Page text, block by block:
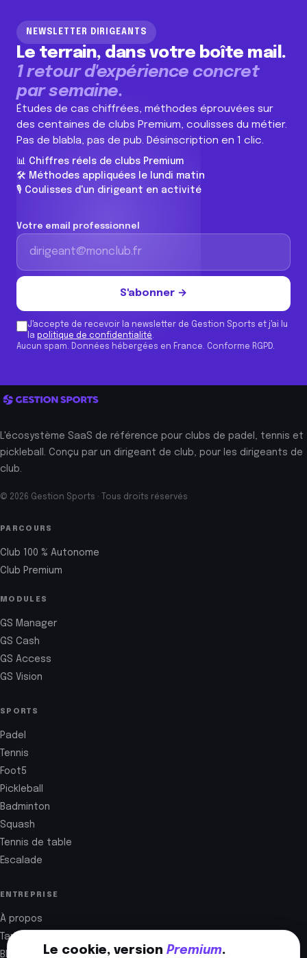
NEWSLETTER DIRIGEANTS
Le terrain, dans votre boîte mail.
1 retour d'expérience concret
par semaine.
Études de cas chiffrées, méthodes éprouvées sur
des centaines de clubs Premium, coulisses du métier.
Pas de blabla, pas de pub. Désinscription en 1 clic.
📊 Chiffres réels de clubs Premium
🛠️ Méthodes appliquées le lundi matin
🎙️ Coulisses d'un dirigeant en activité
Votre email professionnel
S'abonner →
J'accepte de recevoir la newsletter de Gestion Sports et j'ai lu
la politique de confidentialité.
Aucun spam. Données hébergées en France. Conforme RGPD.
L'écosystème SaaS de référence pour clubs de padel, tennis et
pickleball. Conçu par un dirigeant de club, pour les dirigeants de
club.
© 2026 Gestion Sports · Tous droits réservés
PARCOURS
Club 100 % Autonome
Club Premium
MODULES
GS Manager
GS Cash
GS Access
GS Vision
SPORTS
Padel
Tennis
Foot5
Pickleball
Badminton
Squash
Tennis de table
Escalade
ENTREPRISE
À propos
Tarifs
Blog
Le cookie, version Premium.